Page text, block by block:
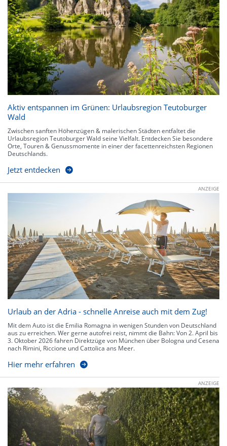
Aktiv entspannen im Grünen: Urlaubsregion Teutoburger
Wald
Zwischen sanften Höhenzügen & malerischen Städten entfaltet die
Urlaubsregion Teutoburger Wald seine Vielfalt. Entdecken Sie besondere
Orte, Touren & Genussmomente in einer der facettenreichsten Regionen
Deutschlands.
Jetzt entdecken
ANZEIGE
Urlaub an der Adria - schnelle Anreise auch mit dem Zug!
Mit dem Auto ist die Emilia Romagna in wenigen Stunden von Deutschland
aus zu erreichen. Wer gerne autofrei reist, nimmt die Bahn: Von 2. April bis
3. Oktober 2026 fahren Direktzüge von München über Bologna und Cesena
nach Rimini, Riccione und Cattolica ans Meer.
Hier mehr erfahren
ANZEIGE